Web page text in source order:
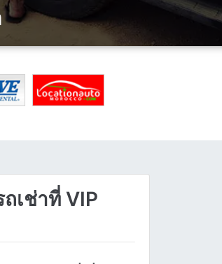
เช่าที่ VIP